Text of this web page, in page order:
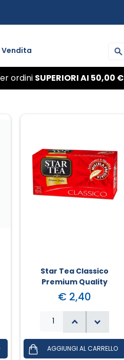
Vendita
ordini SUPERIORI AI 50,00 €
Star Tea Classico
Premium Quality
€ 2,40